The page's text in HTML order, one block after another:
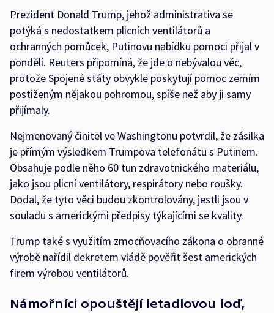
Prezident Donald Trump, jehož administrativa se
potýká s nedostatkem plicních ventilátorů a
ochranných pomůcek, Putinovu nabídku pomoci přijal v
pondělí. Reuters připomíná, že jde o nebývalou věc,
protože Spojené státy obvykle poskytují pomoc zemím
postiženým nějakou pohromou, spíše než aby ji samy
přijímaly.
Nejmenovaný činitel ve Washingtonu potvrdil, že zásilka
je přímým výsledkem Trumpova telefonátu s Putinem.
Obsahuje podle něho 60 tun zdravotnického materiálu,
jako jsou plicní ventilátory, respirátory nebo roušky.
Dodal, že tyto věci budou zkontrolovány, jestli jsou v
souladu s americkými předpisy týkajícími se kvality.
Trump také s využitím zmocňovacího zákona o obranné
výrobě nařídil dekretem vládě pověřit šest amerických
firem výrobou ventilátorů.
Námořníci opouštějí letadlovou loď,